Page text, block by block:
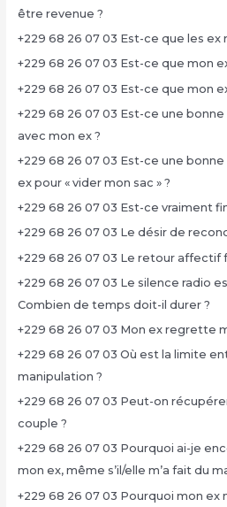
être revenue ?
+229 68 26 07 03 Est-ce que les ex
+229 68 26 07 03 Est-ce que mon
+229 68 26 07 03 Est-ce que mon
+229 68 26 07 03 Est-ce une
avec mon ex ?
+229 68 26 07 03 Est-ce une
ex pour « vider mon sac » ?
+229 68 26 07 03 Est-ce vraiment
+229 68 26 07 03 Le désir de
+229 68 26 07 03 Le retour affectif
+229 68 26 07 03 Le silence radio
Combien de temps doit-il durer ?
+229 68 26 07 03 Mon ex regrette
+229 68 26 07 03 Où est la limite
manipulation ?
+229 68 26 07 03 Peut-on
couple ?
+229 68 26 07 03 Pourquoi ai-je
mon ex, même s’il/elle m’a fait du
+229 68 26 07 03 Pourquoi mon ex